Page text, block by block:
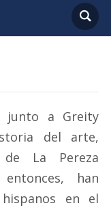
junto a Greity
del arte,
La Pereza
han
en el